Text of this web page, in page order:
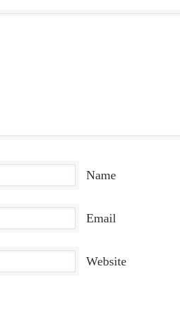
Name
Email
Website